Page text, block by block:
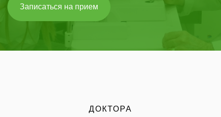
Записаться на прием
ДОКТОРА